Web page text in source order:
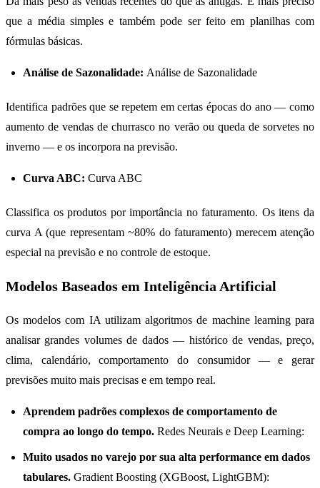
que a média simples e também pode ser feito em planilhas com
fórmulas básicas.
Análise de Sazonalidade: Análise de Sazonalidade
Identifica padrões que se repetem em certas épocas do ano — como
aumento de vendas de churrasco no verão ou queda de sorvetes no
inverno — e os incorpora na previsão.
Curva ABC: Curva ABC
Classifica os produtos por importância no faturamento. Os itens da
curva A (que representam ~80% do faturamento) merecem atenção
especial na previsão e no controle de estoque.
Modelos Baseados em Inteligência Artificial
Os modelos com IA utilizam algoritmos de machine learning para
analisar grandes volumes de dados — histórico de vendas, preço,
clima, calendário, comportamento do consumidor — e gerar
previsões muito mais precisas e em tempo real.
Aprendem padrões complexos de comportamento de
compra ao longo do tempo. Redes Neurais e Deep Learning:
Muito usados no varejo por sua alta performance em dados
tabulares. Gradient Boosting (XGBoost, LightGBM):